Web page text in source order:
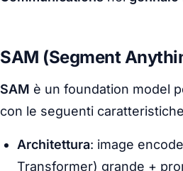
SAM (Segment
SAM è un foundation model
con le seguenti
Architettura: image
Transformer) grande +